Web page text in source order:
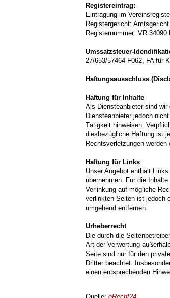
Registereintrag:
Eintragung im
Registergericht:
Registernummer: VR 34090
Umssatzsteuer-
27/653/57464 F062, FA für
Haftungsausschluss
Haftung für Inhalte
Als Diensteanbieter sind
Diensteanbieter jedoch
Tätigkeit hinweisen.
diesbezügliche Haftung ist
Rechtsverletzungen
Haftung für Links
Unser Angebot enthält
übernehmen. Für die
Verlinkung auf mögliche
verlinkten Seiten ist jedoch
umgehend entfernen.
Urheberrecht
Die durch die
Art der Verwertung
Seite sind nur für den
Dritter beachtet.
einen entsprechenden